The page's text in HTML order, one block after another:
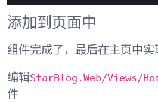
添加到页面中
组件完成了，最后在主页中
编辑StarBlog.Web/Views/
件